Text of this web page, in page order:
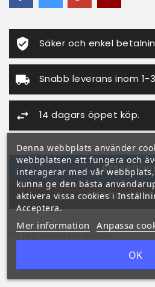
Säker och enkel
Snabb leverans inom
14 dagars öppet köp.
En bra universal skrapa.
Denna webbplats använder
webbplatsen att fungera och
interagerar med vår
kunna ge den bästa
aktivera vissa cookies i
Acceptera.
Mer information Anpassa
OK